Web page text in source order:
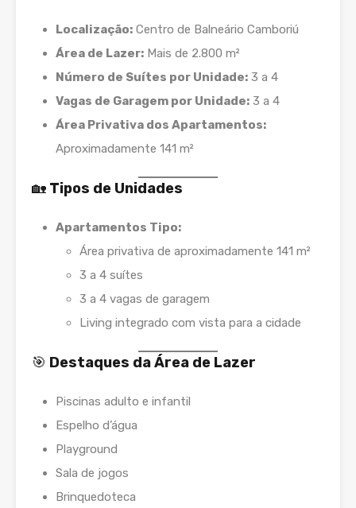
Localização: Centro de Balneário Camboriú
Área de Lazer: Mais de 2.800 m²
Número de Suítes por Unidade: 3 a 4
Vagas de Garagem por Unidade: 3 a 4
Área Privativa dos Apartamentos:
Aproximadamente 141 m²
🏡 Tipos de Unidades
Apartamentos Tipo:
Área privativa de aproximadamente 141 m²
3 a 4 suítes
3 a 4 vagas de garagem
Living integrado com vista para a cidade
🎯 Destaques da Área de Lazer
Piscinas adulto e infantil
Espelho d’água
Playground
Sala de jogos
Brinquedoteca